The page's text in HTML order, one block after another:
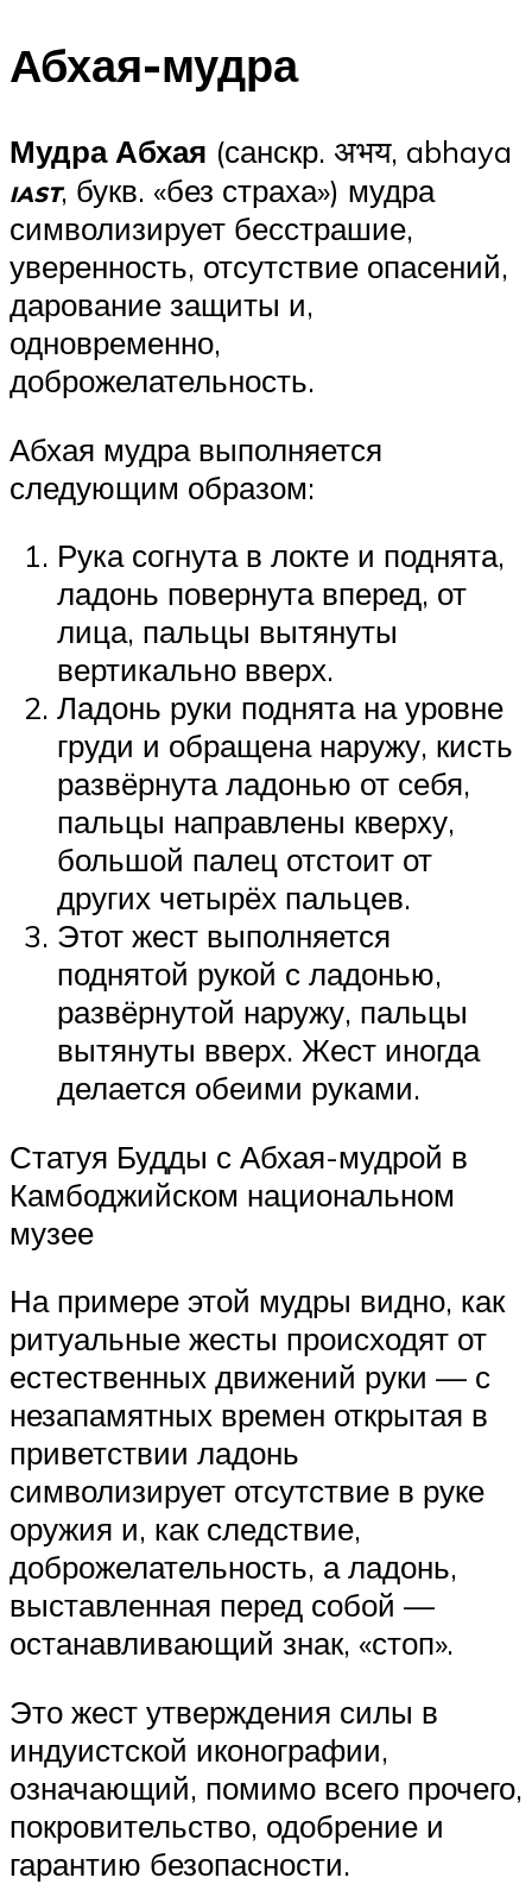
Абхая-мудра
Мудра Абхая (санскр. अभय, abhaya
IAST, букв. «без страха») мудра
символизирует бесстрашие,
уверенность, отсутствие опасений,
дарование защиты и,
одновременно,
доброжелательность.
Абхая мудра выполняется
следующим образом:
Рука согнута в локте и поднята,
ладонь повернута вперед, от
лица, пальцы вытянуты
вертикально вверх.
Ладонь руки поднята на уровне
груди и обращена наружу, кисть
развёрнута ладонью от себя,
пальцы направлены кверху,
большой палец отстоит от
других четырёх пальцев.
Этот жест выполняется
поднятой рукой с ладонью,
развёрнутой наружу, пальцы
вытянуты вверх. Жест иногда
делается обеими руками.
Статуя Будды с Абхая-мудрой в
Камбоджийском национальном
музее
На примере этой мудры видно, как
ритуальные жесты происходят от
естественных движений руки — с
незапамятных времен открытая в
приветствии ладонь
символизирует отсутствие в руке
оружия и, как следствие,
доброжелательность, а ладонь,
выставленная перед собой —
останавливающий знак, «стоп».
Это жест утверждения силы в
индуистской иконографии,
означающий, помимо всего прочего,
покровительство, одобрение и
гарантию безопасности.